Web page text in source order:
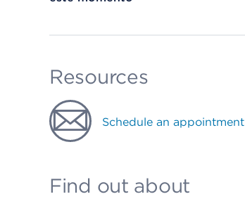
Resources
Schedule an appointment
Find out about